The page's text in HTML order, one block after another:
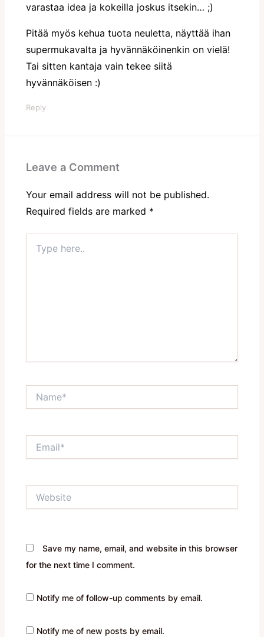
varastaa idea ja kokeilla joskus itsekin… ;)
Pitää myös kehua tuota neuletta, näyttää ihan
supermukavalta ja hyvännäköinenkin on vielä!
Tai sitten kantaja vain tekee siitä
hyvännäköisen :)
Reply
Leave a Comment
Your email address will not be published.
Required fields are marked *
here..
Save my name, email, and website in this browser
for the next time I comment.
Notify me of follow-up comments by email.
Notify me of new posts by email.